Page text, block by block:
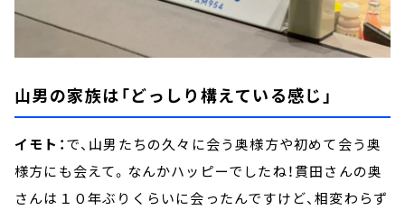
山男の家族は「どっしり構えている感じ」
イモト：で、山男たちの久々に会う奥様方や初めて会う奥
様方にも会えて。なんかハッピーでしたね！貫田さんの奥
さんは１０年ぶりくらいに会ったんですけど、相変わらず